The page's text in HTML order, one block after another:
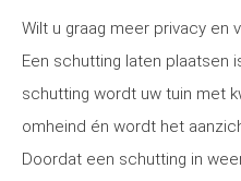
Wilt u graag meer privacy en
Een schutting laten plaatsen
schutting wordt uw tuin met
omheind én wordt het
Doordat een schutting in